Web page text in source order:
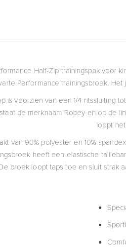
Half-Zip trainingspak voor
Performance trainingsbroek.
is voorzien van een 1/4 ritssluiting
de merknaam Robey en op de
loopt
van 90% polyester en 10%
heeft een elastische
broek loopt taps toe en sluit strak